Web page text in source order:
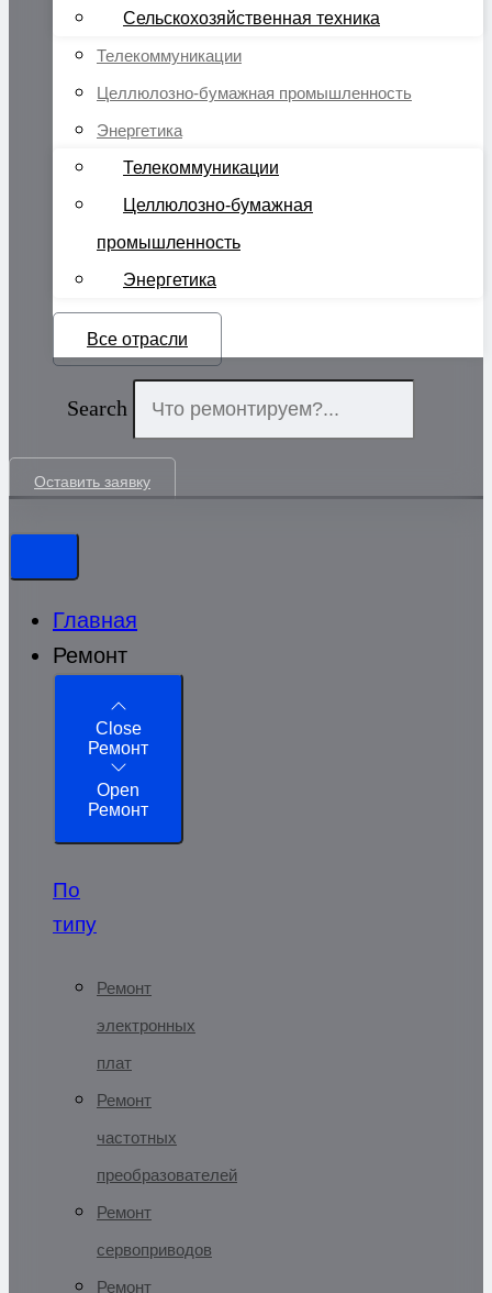
Сельскохозяйственная техника
Телекоммуникации
Целлюлозно-бумажная промышленность
Энергетика
Телекоммуникации
Целлюлозно-бумажная
промышленность
Энергетика
Все отрасли
Search
Оставить заявку
Главная
Ремонт
Close
Ремонт
Open
Ремонт
По
типу
Ремонт
электронных
плат
Ремонт
частотных
преобразователей
Ремонт
сервоприводов
Ремонт